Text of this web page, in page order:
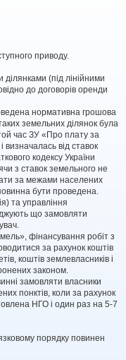
приводу.
(під лінійними
до договорів оренди
нормативна грошова
земельних ділянок була
час ЗУ «Про плату за
визначалась від ставок
кодексу України
з ставок земельного не
за межами населених
бути проведена.
та управління
що замовляти
фінансування робіт з
за рахунок коштів
коштів землевласників і
законом.
замовляти власники
понктів, коли за рахунок
НГО і один раз на 5-7
порядку повинен